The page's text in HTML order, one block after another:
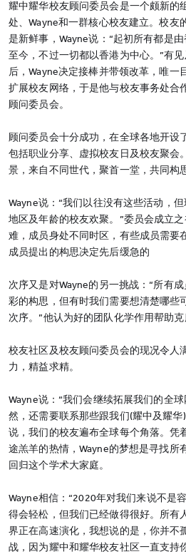
耀中耀华校友顾问委员会是一个颇新的
处、Wayne和一群核心校友建立。校友
是新鲜事，Wayne说：“起初所有都是
至今，不过一切都以香港为中心。”有
后，Wayne决定接棒并带领改革，唯一
扩展校友网络，于是他与校友事务处合
顾问委员会。
顾问委员会十分成功，在全球各地开设
包括职业分享、虚拟校友日及校友聚会
景，来自不同世代，聚首一堂，共同构
Wayne说：“我们以往没有这些活动，但
地区及年龄的校友欢聚。”委员会成立
难，成员身处不同时区，有些成员需要
成员提出的构思决定先后缓急的
次序又是对Wayne的另一挑战：“所有
彩的构思，但有时我们需要想清楚哪些
次序。”他认为好的团队化学作用帮助克
校友社区及校友顾问委员会的现况令人
力，精益求精。
Wayne说：“我们会继续拓展我们的全
然，还需要联系那些跟我们(耀中及耀
说，我们的校友遍布全球每个角落。凭
途羔羊的热情，Wayne的梦想是寻找所
回归这个学术大家庭。
Wayne相信：“2020年对我们来说不是
得会轻松，但我们已经做得很好。所有
界正在高速演化，我想说的是，你并不
战，因为耀中和耀华校友社区一直支持